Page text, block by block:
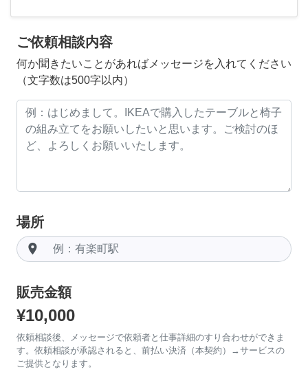
ご依頼相談内容
何か聞きたいことがあればメッセージを入れてください
（文字数は500字以内）
場所
room
販売金額
¥10,000
依頼相談後、メッセージで依頼者と仕事詳細のすり合わせができま
す。依頼相談が承認されると、前払い決済（本契約）→サービスの
ご提供となります。